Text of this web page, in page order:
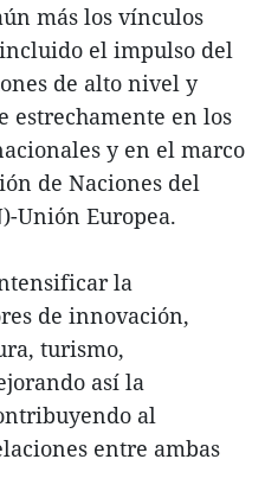
más los vínculos
el impulso del
de alto nivel y
estrechamente en los
y en el marco
de Naciones del
Unión Europea.
la
de innovación,
turismo,
así la
al
entre ambas